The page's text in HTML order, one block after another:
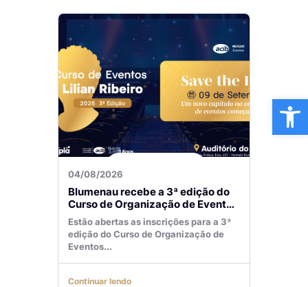
04/08/2026
Blumenau recebe a 3ª edição do
Curso de Organização de Eventos
Lilian Ribeiro
Estão abertas as inscrições para a 3ª
edição do Curso de Organização de
Eventos...
Continuar lendo